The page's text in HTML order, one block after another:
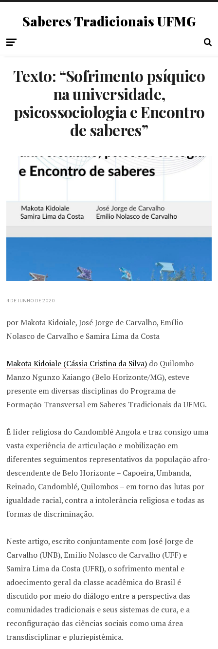
Saberes Tradicionais UFMG
Texto: “Sofrimento psíquico
na universidade,
psicossociologia e Encontro
de saberes”
4 DE JUNHO DE 2020
por Makota Kidoiale, José Jorge de Carvalho, Emílio
Nolasco de Carvalho e Samira Lima da Costa
Makota Kidoiale (Cássia Cristina da Silva) do Quilombo
Manzo Ngunzo Kaiango (Belo Horizonte/MG), esteve
presente em diversas disciplinas do Programa de
Formação Transversal em Saberes Tradicionais da UFMG.
É líder religiosa do Candomblé Angola e traz consigo uma
vasta experiência de articulação e mobilização em
diferentes seguimentos representativos da população afro-
descendente de Belo Horizonte – Capoeira, Umbanda,
Reinado, Candomblé, Quilombos – em torno das lutas por
igualdade racial, contra a intolerância religiosa e todas as
formas de discriminação.
Neste artigo, escrito conjuntamente com José Jorge de
Carvalho (UNB), Emílio Nolasco de Carvalho (UFF) e
Samira Lima da Costa (UFRJ), o sofrimento mental e
adoecimento geral da classe acadêmica do Brasil é
discutido por meio do diálogo entre a perspectiva das
comunidades tradicionais e seus sistemas de cura, e a
reconfiguração das ciências sociais como uma área
transdisciplinar e pluriepistêmica.